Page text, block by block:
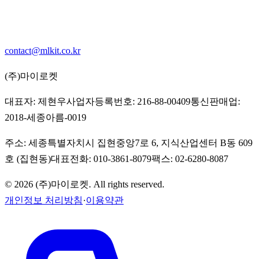
contact@mlkit.co.kr
(주)마이로켓
대표자: 제현우사업자등록번호: 216-88-00409통신판매업:
2018-세종아름-0019
주소: 세종특별자치시 집현중앙7로 6, 지식산업센터 B동 609
호 (집현동)대표전화: 010-3861-8079팩스: 02-6280-8087
© 2026 (주)마이로켓. All rights reserved.
개인정보 처리방침·이용약관